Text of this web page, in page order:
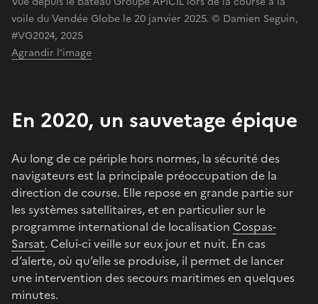
voile du Vendée Globe le 20 janvier 2025. © Damien Seguin,
#VG2024, 2025
Agrandir l'image
En 2020, un sauvetage épique
Au long de ce périple hors normes, la sécurité des
navigateurs est la principale préoccupation de la
direction de course. Elle repose en grande partie sur
les systèmes satellitaires, et en particulier sur le
programme international de localisation Cospas-
Sarsat. Celui-ci veille sur eux jour et nuit. En cas
d’alerte, où qu’elle se produise, il permet de lancer
une intervention des secours maritimes en quelques
minutes.